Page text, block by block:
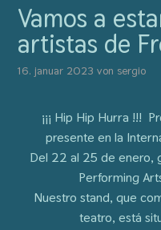
Vamos a
artistas de
16. januar 2023 von sergio
¡¡¡ Hip Hip Hurra !!!
presente en la
Del 22 al 25 de enero,
Performing
Nuestro stand, que
teatro, está